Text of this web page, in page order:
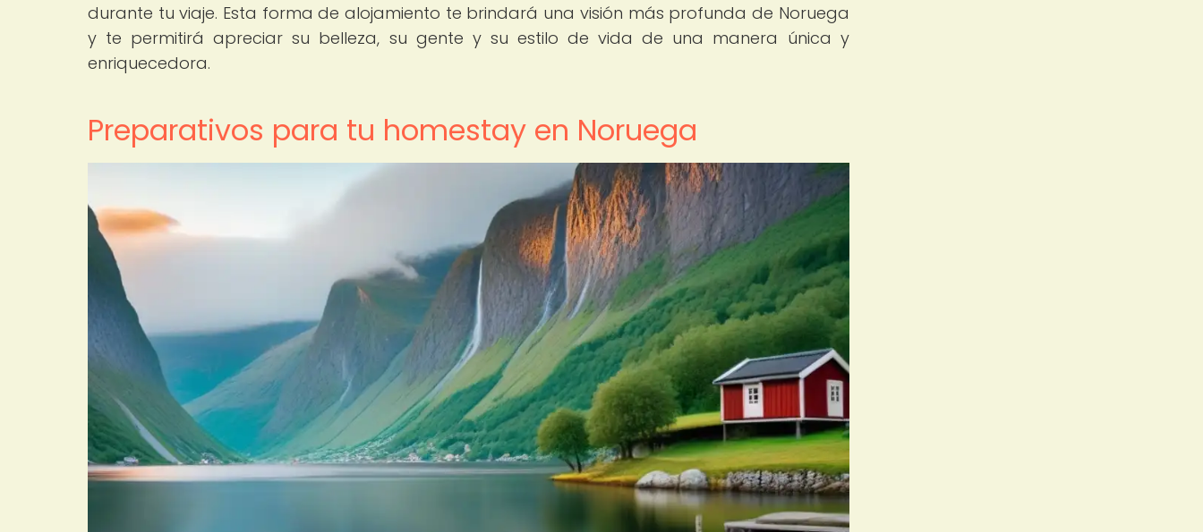
durante tu viaje. Esta forma de alojamiento te brindará una visión más profunda de Noruega
y te permitirá apreciar su belleza, su gente y su estilo de vida de una manera única y
enriquecedora.
Preparativos para tu homestay en Noruega